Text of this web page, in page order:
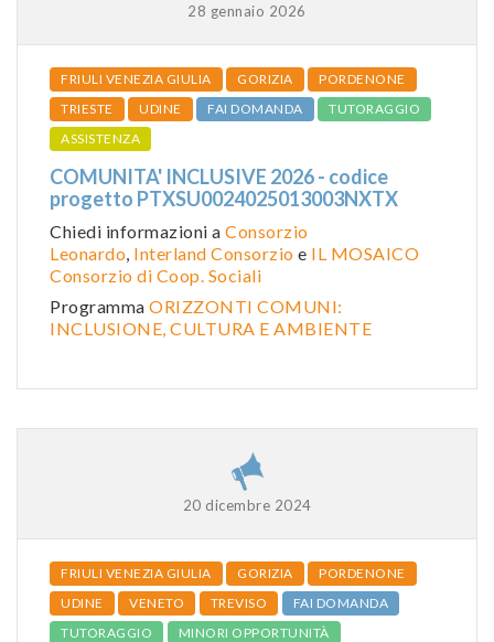
28 gennaio 2026
FRIULI VENEZIA GIULIA GORIZIA
PORDENONE
TRIESTE
UDINE FAI DOMANDA
TUTORAGGIO
ASSISTENZA
COMUNITA' INCLUSIVE 2026 - codice
progetto PTXSU0024025013003NXTX
Chiedi informazioni a Consorzio
Leonardo, Interland Consorzio e IL MOSAICO
Consorzio di Coop. Sociali
Programma ORIZZONTI COMUNI:
INCLUSIONE, CULTURA E AMBIENTE
20 dicembre 2024
FRIULI VENEZIA GIULIA GORIZIA
PORDENONE
UDINE
VENETO TREVISO
FAI DOMANDA
TUTORAGGIO
MINORI OPPORTUNITÀ